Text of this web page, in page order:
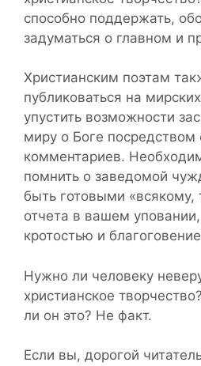
способно поддержать,
задуматься о главном и
Христианским поэтам
публиковаться на
упустить возможности
миру о Боге посредством
комментариев.
помнить о заведомой
быть готовыми
отчета в вашем
кротостью и
Нужно ли человеку
христианское
ли он это? Не факт.
Если вы, дорогой